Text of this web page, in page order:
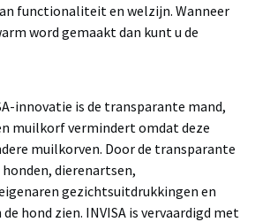
functionaliteit en welzijn. Wanneer
word gemaakt dan kunt u de
innovatie is de transparante mand,
muilkorf vermindert omdat deze
muilkorven. Door de transparante
dierenartsen,
gezichtsuitdrukkingen en
hond zien. INVISA is vervaardigd met